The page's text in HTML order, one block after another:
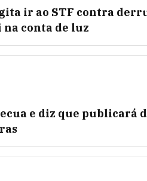
ir ao STF contra
na conta de luz
e diz que publicará